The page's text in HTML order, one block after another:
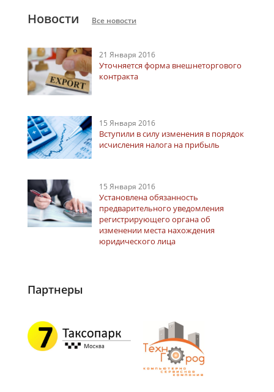
Новости Все новости
21 Января 2016
Уточняется форма внешнеторгового
контракта
15 Января 2016
Вступили в силу изменения в порядок
исчисления налога на прибыль
15 Января 2016
Установлена обязанность
предварительного уведомления
регистрирующего органа об
изменении места нахождения
юридического лица
Партнеры